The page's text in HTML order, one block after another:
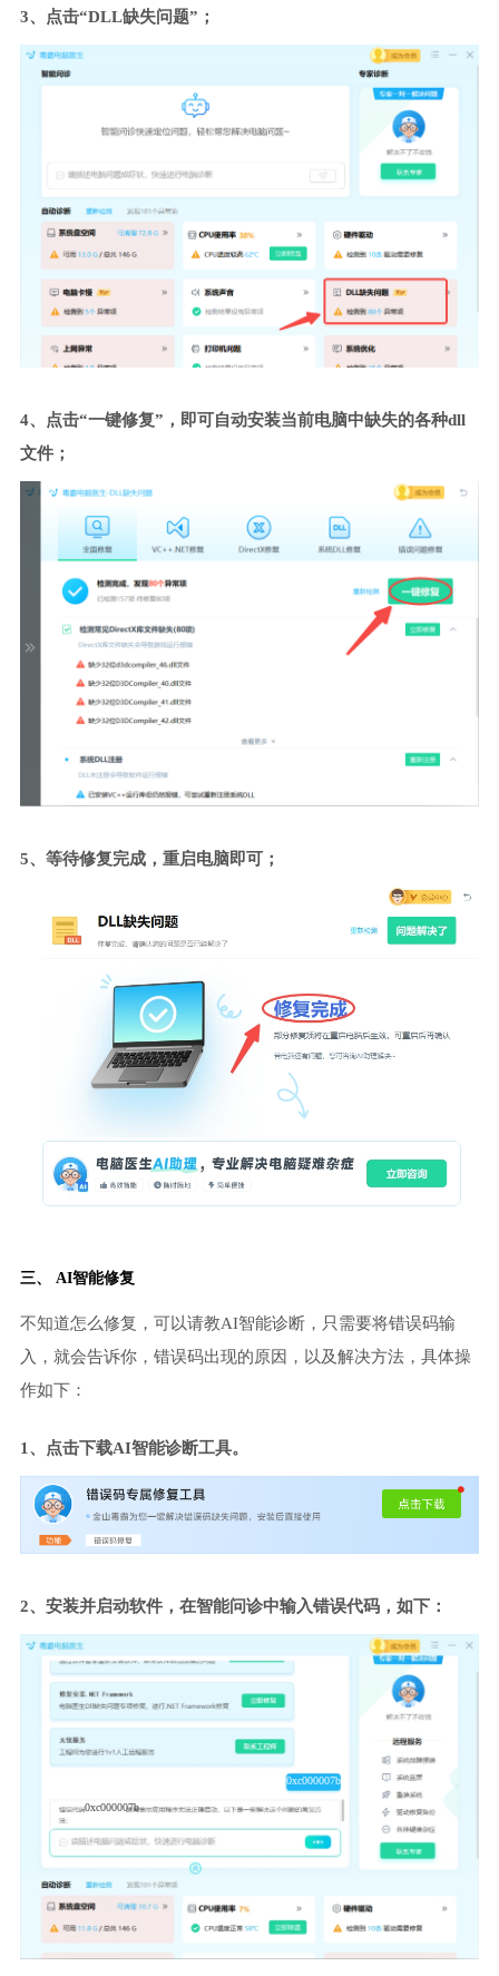
3、点击“DLL缺失问题”；
4、点击“一键修复”，即可自动安装当前电脑中缺失的各种dll
文件；
5、等待修复完成，重启电脑即可；
三、 AI智能修复
不知道怎么修复，可以请教AI智能诊断，只需要将错误码输
入，就会告诉你，错误码出现的原因，以及解决方法，具体操
作如下：
1、点击下载AI智能诊断工具。
2、安装并启动软件，在智能问诊中输入错误代码，如下：
0xc000007b
0xc000007b